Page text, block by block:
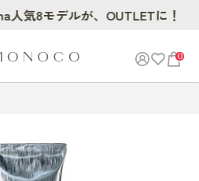
0
8モデルが、OUTLETに！